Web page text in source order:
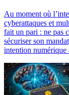
Au moment où
cyberattaques et
fait un pari : ne pas
sécuriser son
intention numérique